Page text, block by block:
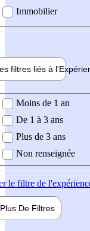
Immobilier
filtres liés à l'
demandée
Moins de 1 an
De 1 à 3 ans
Plus de 3 ans
Non renseignée
le filtre de
Plus De Filtres